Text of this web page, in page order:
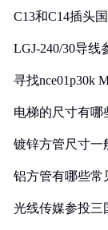
C13和C14插头
LGJ-240/30导线
寻找nce01p30k
电梯的尺寸有哪
镀锌方管尺寸一
铝方管有哪些常
光线传媒参投三